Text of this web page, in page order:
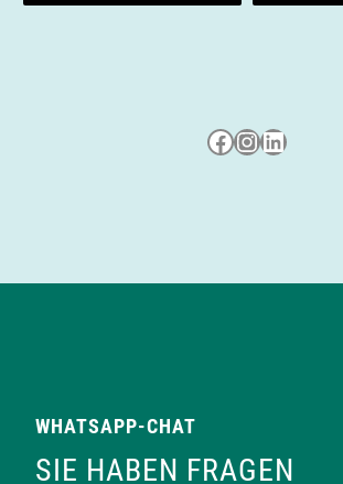
Besuche uns auf Facebook
Besuche uns auf Instagram
LinkedIn
WHATSAPP-CHAT
SIE HABEN FRAGEN